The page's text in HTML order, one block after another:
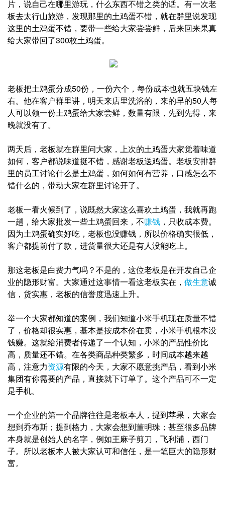
片，说自己在哪里游玩，什么东西不错之类的话。有一次老
板去太行山旅游，发现那里的土鸡蛋不错，就在群里说发现
这里的土鸡蛋不错，要带一些给大家尝尝鲜，后来回来果真
给大家带回了300枚土鸡蛋。
老板把土鸡蛋分成50份，一份六个，每份成本也就五块钱左
右。他在客户群里讲，明天来店里洗浴的，来的早的50人每
人可以领一份土鸡蛋给大家尝鲜，数量有限，先到先得，来
晚就没有了。
两天后，老板就在群里问大家，上次的土鸡蛋大家觉着味道
如何，客户都说味道挺不错，感谢老板送鸡蛋。老板安排群
里的员工讨论什么是土鸡蛋，如何如何有营养，口感怎么不
错什么的，带动大家在群里讨论开了。
老板一看火候到了，说既然大家这么喜欢土鸡蛋，我就再跑
一趟，给大家批发一些土鸡蛋回来，不赚钱 ，只收成本费。
因为土鸡蛋确实好吃，老板也没赚钱，所以价格确实很低，
客户都提前付了款，进货量很大还是有人没能吃上。
那这老板是白费力气吗？不是的，这位老板是在开发自己企
业的隐形财富。大家通过这事情一看这老板实在， 做生意诚
信，货实惠，老板的信誉度迅速上升。
举一个大家都知道的案例，我们知道小米手机现在质量不错
了，价格却很实惠，基本是按成本价在卖，小米手机根本没
钱赚。这就给消费者传递了一个认知，小米的产品性价比
高，质量还不错。在各类商品种类繁多，时间成本越来越
高，注意力资源有限的今天，大家不愿意挑产品，看到小米
集团有你需要的产品，直接就下订单了。这个产品可不一定
是手机。
一个企业的第一个品牌往往是老板本人，提到苹果，大家会
想到乔布斯；提到格力，大家会想到董明珠；甚至很多品牌
本身就是创始人的名字，例如王麻子剪刀，飞利浦，西门
子。所以老板本人被大家认可和信任，是一笔巨大的隐形财
富。